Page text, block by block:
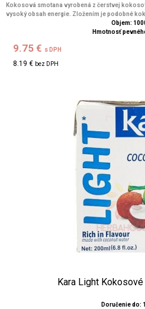
Kokosová smotana vyrobená z čerstvej
vysoký obsah energie. Zložením je podobné
Objem:
Hmotnosť
9.75 € s DPH
8.19 € bez DPH
Kara Light
Doručenie do: